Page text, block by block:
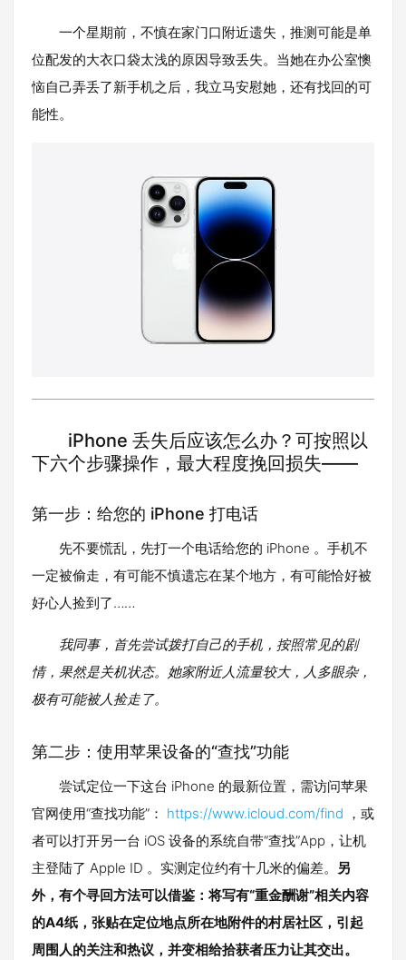
一个星期前，不慎在家门口附近遗失，推测可能是单
位配发的大衣口袋太浅的原因导致丢失。当她在办公室懊
恼自己弄丢了新手机之后，我立马安慰她，还有找回的可
能性。
iPhone 丢失后应该怎么办？可按照以
下六个步骤操作，最大程度挽回损失——
第一步：给您的 iPhone 打电话
先不要慌乱，先打一个电话给您的 iPhone 。手机不
一定被偷走，有可能不慎遗忘在某个地方，有可能恰好被
好心人捡到了……
我同事，首先尝试拨打自己的手机，按照常见的剧
情，果然是关机状态。她家附近人流量较大，人多眼杂，
极有可能被人捡走了。
第二步：使用苹果设备的“查找”功能
尝试定位一下这台 iPhone 的最新位置，需访问苹果
官网使用“查找功能”： https://www.icloud.com/find ，或
者可以打开另一台 iOS 设备的系统自带“查找”App，让机
主登陆了 Apple ID 。实测定位约有十几米的偏差。
另
外，有个寻回方法可以借鉴：将写有“重金酬谢”相关内容
的A4纸，张贴在定位地点所在地附件的村居社区，引起
周围人的关注和热议，并变相给拾获者压力让其交出。